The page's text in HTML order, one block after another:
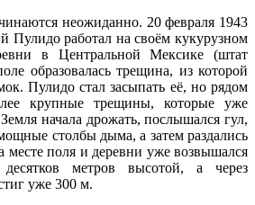
неожиданно. 20 февраля 1943
Пулидо работал на своём кукурузном
в Центральной Мексике (штат
образовалась трещина, из которой
Пулидо стал засыпать её, но рядом
крупные трещины, которые уже
начала дрожать, послышался гул,
столбы дыма, а затем раздались
месте поля и деревни уже возвышался
метров высотой, а через
уже 300 м.